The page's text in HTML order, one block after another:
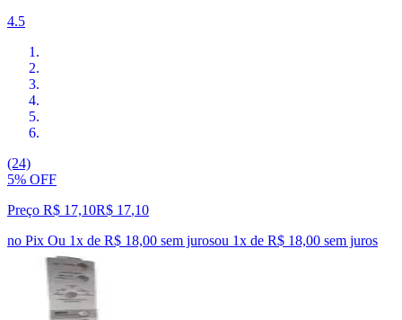
4.5
(24)
5% OFF
Preço R$ 17,10R$ 17,10
no Pix Ou 1x de R$ 18,00 sem jurosou 1x de R$ 18,00 sem juros